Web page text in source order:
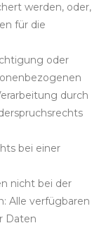
werden, oder,
für die
oder
durch
bei einer
nicht bei der
Alle verfügbaren
Daten